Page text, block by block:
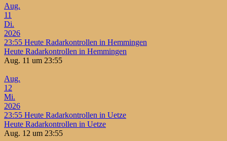
Aug.
11
Di.
2026
23:55 Heute Radarkontrollen in Hemmingen
Heute Radarkontrollen in Hemmingen
Aug. 11 um 23:55
Aug.
12
Mi.
2026
23:55 Heute Radarkontrollen in Uetze
Heute Radarkontrollen in Uetze
Aug. 12 um 23:55